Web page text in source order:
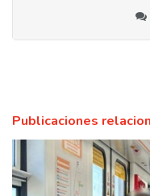
Publicaciones